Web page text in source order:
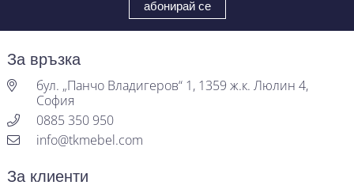
За връзка
бул. „Панчо Владигеров“ 1, 1359 ж.к. Люлин 4,
София
0885 350 950
info@tkmebel.com
За клиенти